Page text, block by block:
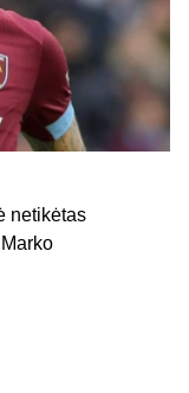
netikėtas